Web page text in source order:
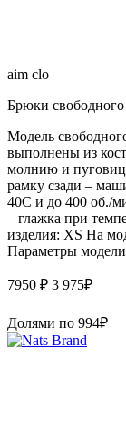
aim clo
Брюки
Модель
выполнены из
молнию и
рамку сзади –
40С и до 400 об./
– глажка при
изделия: XS На
Параметры
7950 ₽ 3 975₽
Долями по 994₽